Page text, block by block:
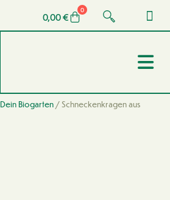
0,00€
0
Dein Biogarten / Schneckenkragen aus